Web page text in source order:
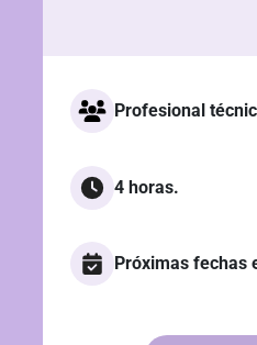
Profesional
4 horas.
Próximas fechas